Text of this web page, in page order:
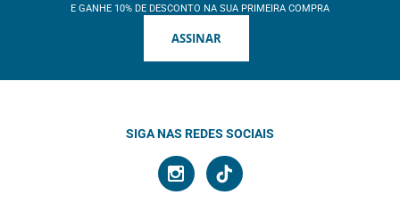
E GANHE 10% DE DESCONTO NA SUA PRIMEIRA COMPRA
ASSINAR
SIGA NAS REDES SOCIAIS